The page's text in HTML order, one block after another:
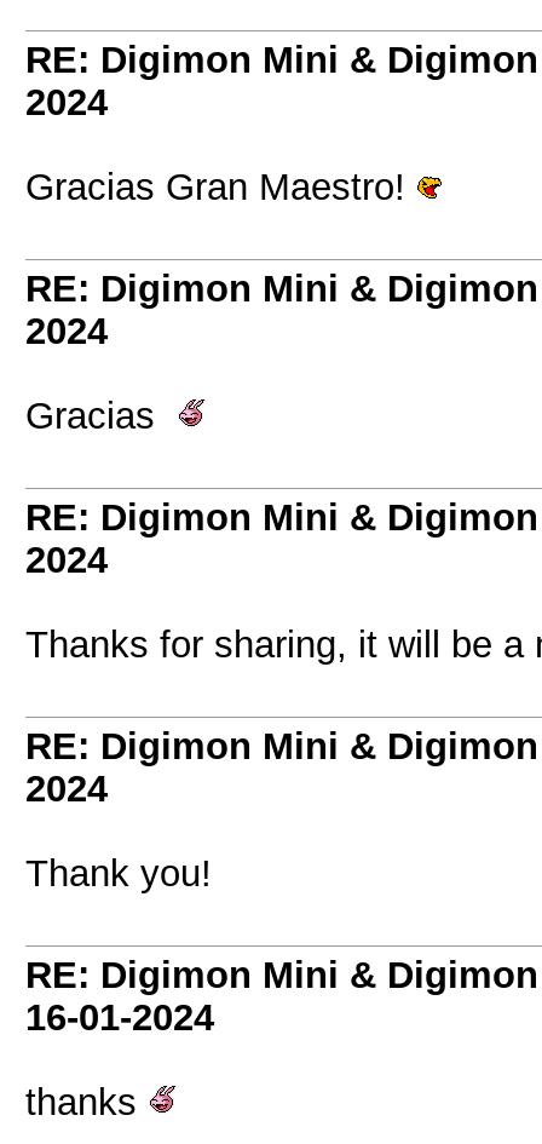
RE: Digimon Mini &
2024
Gracias Gran Maestro!
RE: Digimon Mini &
2024
Gracias
RE: Digimon Mini &
2024
Thanks for sharing, it will be a
RE: Digimon Mini &
2024
Thank you!
RE: Digimon Mini &
16-01-2024
thanks